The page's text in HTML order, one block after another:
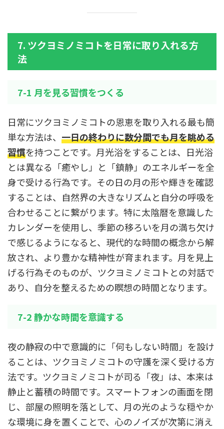
7. ツクヨミノミコトを日常に取り入れる方
法
7-1 月を見る習慣をつくる
日常にツクヨミノミコトの恩恵を取り入れる最も簡
単な方法は、 一日の終わりに数分間でも月を眺める
習慣を持つことです。月光浴をすることは、日光浴
とは異なる「癒やし」と「鎮静」のエネルギーを全
身で受ける行為です。その日の月の形や輝きを確認
することは、自然界の大きなリズムと自分の呼吸を
合わせることに繋がります。特に太陰暦を意識した
カレンダーを使用し、季節の移ろいを月の満ち欠け
で感じるようになると、現代的な時間の概念から解
放され、より豊かな精神性が育まれます。月を見上
げる行為そのものが、ツクヨミノミコトとの対話で
あり、自分を整えるための瞑想の時間となります。
7-2 静かな時間を意識する
夜の静寂の中で意識的に「何もしない時間」を設け
ることは、ツクヨミノミコトの守護を深く受ける方
法です。ツクヨミノミコトが司る「夜」は、本来は
静止と蓄積の時間です。スマートフォンの画面を閉
じ、部屋の照明を落として、月の光のような穏やか
な環境に身を置くことで、心のノイズが次第に消え